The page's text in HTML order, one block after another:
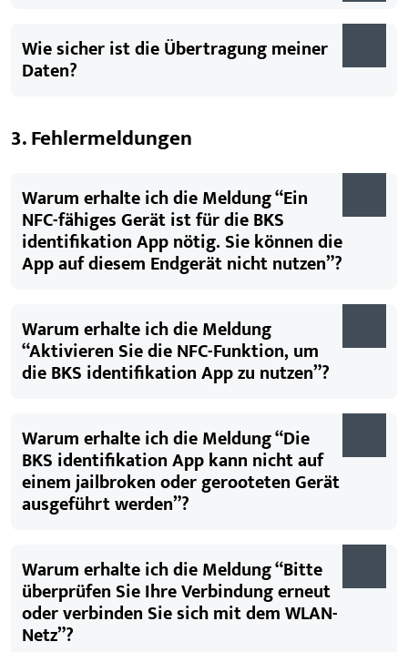
Wie sicher ist die Übertragung meiner
Daten?
3. Fehlermeldungen
Warum erhalte ich die Meldung “Ein
NFC-fähiges Gerät ist für die BKS
identifikation App nötig. Sie können die
App auf diesem Endgerät nicht nutzen”?
Warum erhalte ich die Meldung
“Aktivieren Sie die NFC-Funktion, um
die BKS identifikation App zu nutzen”?
Warum erhalte ich die Meldung “Die
BKS identifikation App kann nicht auf
einem jailbroken oder gerooteten Gerät
ausgeführt werden”?
Warum erhalte ich die Meldung “Bitte
überprüfen Sie Ihre Verbindung erneut
oder verbinden Sie sich mit dem WLAN-
Netz”?